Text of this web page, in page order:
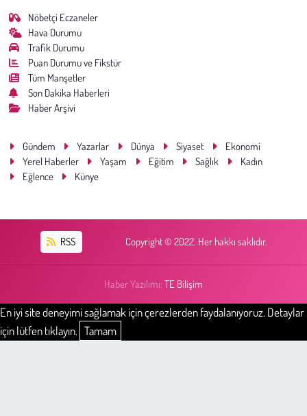
Nöbetçi Eczaneler
Hava Durumu
Trafik Durumu
Puan Durumu ve Fikstür
Tüm Manşetler
Son Dakika Haberleri
Haber Arşivi
Gündem Yazarlar Dünya Siyaset
Ekonomi
Yerel Haberler
Yaşam Eğitim Sağlık
Kadın
Eğlence
Künye
RSS Copyright © 2022. Her hakkı saklıdır.
Haber Yazılımı: TE Bilişim
En iyi site deneyimi sağlamak için çerezlerden faydalanıyoruz. Detaylar
için lütfen tıklayın. Tamam